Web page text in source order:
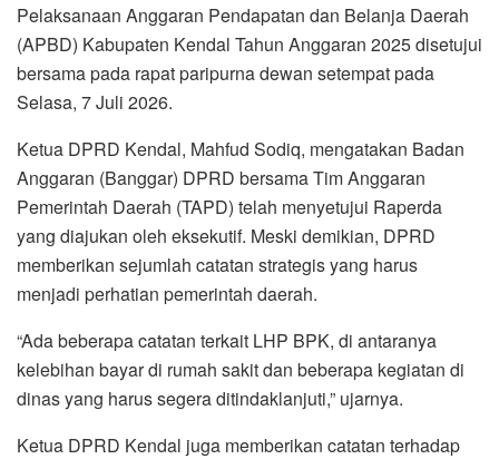
Pelaksanaan Anggaran Pendapatan dan Belanja Daerah
(APBD) Kabupaten Kendal Tahun Anggaran 2025 disetujui
bersama pada rapat paripurna dewan setempat pada
Selasa, 7 Juli 2026.
Ketua DPRD Kendal, Mahfud Sodiq, mengatakan Badan
Anggaran (Banggar) DPRD bersama Tim Anggaran
Pemerintah Daerah (TAPD) telah menyetujui Raperda
yang diajukan oleh eksekutif. Meski demikian, DPRD
memberikan sejumlah catatan strategis yang harus
menjadi perhatian pemerintah daerah.
“Ada beberapa catatan terkait LHP BPK, di antaranya
kelebihan bayar di rumah sakit dan beberapa kegiatan di
dinas yang harus segera ditindaklanjuti,” ujarnya.
Ketua DPRD Kendal juga memberikan catatan terhadap